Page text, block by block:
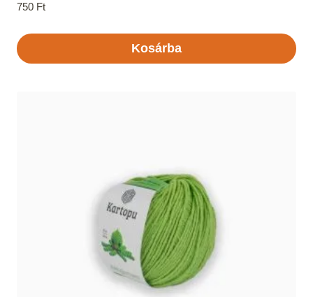
750 Ft
Kosárba